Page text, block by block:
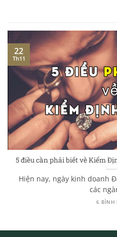
5 điều cần phải biết về Kiểm
Hiện nay, ngày kinh doanh
các
6 BÌNH
22
Th11